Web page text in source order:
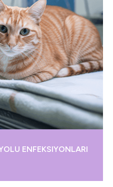
ENFEKSIYONLARI